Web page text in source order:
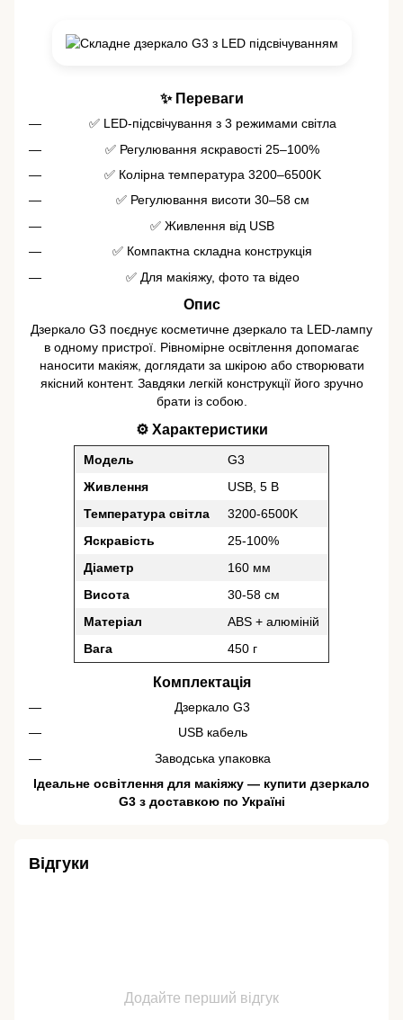
✨ Переваги
✅ LED-підсвічування з 3 режимами світла
✅ Регулювання яскравості 25–100%
✅ Колірна температура 3200–6500K
✅ Регулювання висоти 30–58 см
✅ Живлення від USB
✅ Компактна складна конструкція
✅ Для макіяжу, фото та відео
Опис
Дзеркало G3 поєднує косметичне дзеркало та LED-лампу
в одному пристрої. Рівномірне освітлення допомагає
наносити макіяж, доглядати за шкірою або створювати
якісний контент. Завдяки легкій конструкції його зручно
брати із собою.
⚙️ Характеристики
Модель
G3
Живлення
USB, 5 В
Температура світла
3200-6500K
Яскравість
25-100%
Діаметр
160 мм
Висота
30-58 см
Матеріал
ABS + алюміній
Вага
450 г
Комплектація
Дзеркало G3
USB кабель
Заводська упаковка
Ідеальне освітлення для макіяжу — купити дзеркало
G3 з доставкою по Україні
Відгуки
Додайте перший відгук